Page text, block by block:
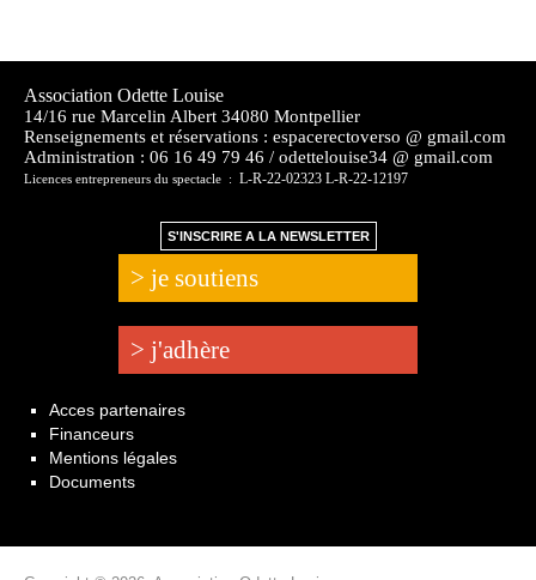
Association Odette Louise
14/16 rue Marcelin Albert 34080 Montpellier
Renseignements et réservations : espacerectoverso @ gmail.com
Administration : 06 16 49 79 46 / odettelouise34 @ gmail.com
Licences entrepreneurs du spectacle : L-R-22-02323 L-R-22-12197
S'INSCRIRE A LA NEWSLETTER
> je soutiens
> j'adhère
Acces partenaires
Financeurs
Mentions légales
Documents